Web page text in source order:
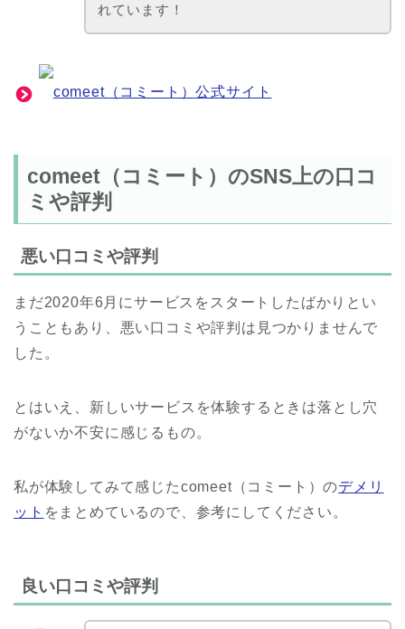
れています！
comeet（コミート）公式サイト
comeet（コミート）のSNS上の口コ
ミや評判
悪い口コミや評判
まだ2020年6月にサービスをスタートしたばかりとい
うこともあり、悪い口コミや評判は見つかりませんで
した。
とはいえ、新しいサービスを体験するときは落とし穴
がないか不安に感じるもの。
私が体験してみて感じたcomeet（コミート）のデメリ
ット をまとめているので、参考にしてください。
良い口コミや評判